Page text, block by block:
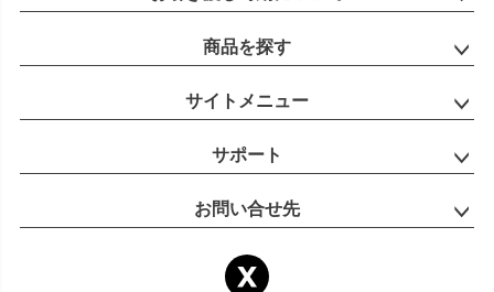
商品を探す
サイトメニュー
サポート
お問い合せ先